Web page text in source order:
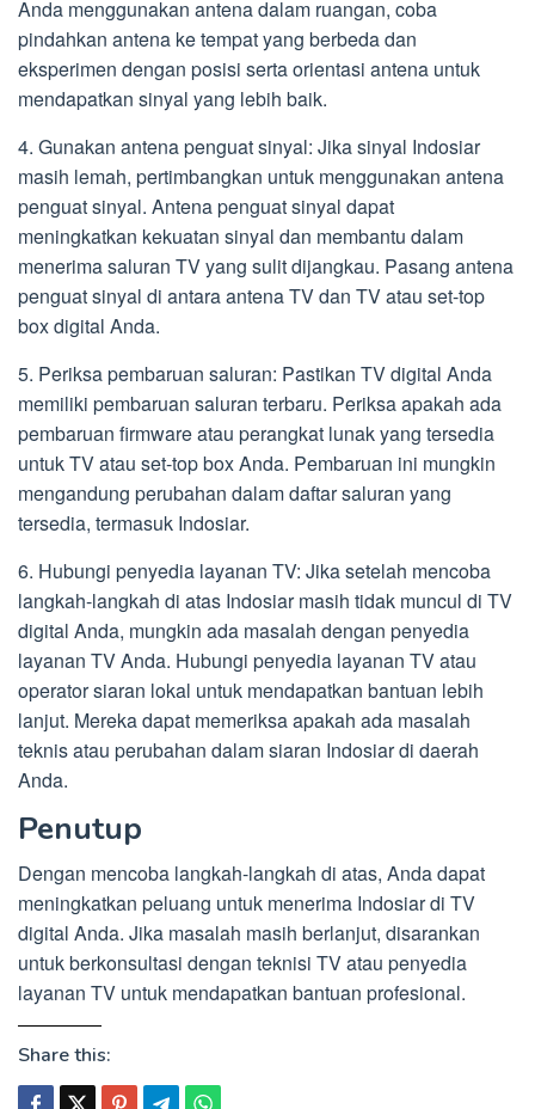
Anda menggunakan antena dalam ruangan, coba
pindahkan antena ke tempat yang berbeda dan
eksperimen dengan posisi serta orientasi antena untuk
mendapatkan sinyal yang lebih baik.
4. Gunakan antena penguat sinyal: Jika sinyal Indosiar
masih lemah, pertimbangkan untuk menggunakan antena
penguat sinyal. Antena penguat sinyal dapat
meningkatkan kekuatan sinyal dan membantu dalam
menerima saluran TV yang sulit dijangkau. Pasang antena
penguat sinyal di antara antena TV dan TV atau set-top
box digital Anda.
5. Periksa pembaruan saluran: Pastikan TV digital Anda
memiliki pembaruan saluran terbaru. Periksa apakah ada
pembaruan firmware atau perangkat lunak yang tersedia
untuk TV atau set-top box Anda. Pembaruan ini mungkin
mengandung perubahan dalam daftar saluran yang
tersedia, termasuk Indosiar.
6. Hubungi penyedia layanan TV: Jika setelah mencoba
langkah-langkah di atas Indosiar masih tidak muncul di TV
digital Anda, mungkin ada masalah dengan penyedia
layanan TV Anda. Hubungi penyedia layanan TV atau
operator siaran lokal untuk mendapatkan bantuan lebih
lanjut. Mereka dapat memeriksa apakah ada masalah
teknis atau perubahan dalam siaran Indosiar di daerah
Anda.
Penutup
Dengan mencoba langkah-langkah di atas, Anda dapat
meningkatkan peluang untuk menerima Indosiar di TV
digital Anda. Jika masalah masih berlanjut, disarankan
untuk berkonsultasi dengan teknisi TV atau penyedia
layanan TV untuk mendapatkan bantuan profesional.
Share this: